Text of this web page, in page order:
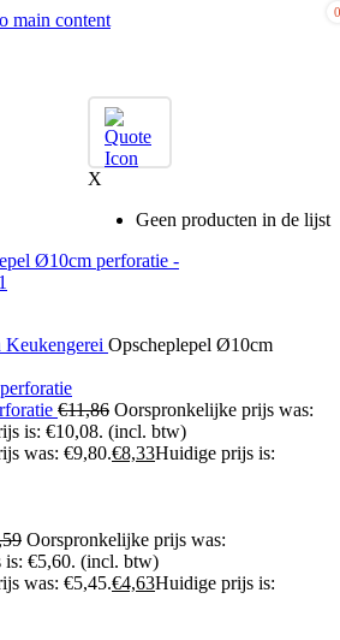
main content
0
X
Geen producten in de lijst
Keukengerei Opscheplepel Ø10cm
€11,86 Oorspronkelijke prijs was:
is: €10,08. (incl. btw)
was: €9,80.€8,33Huidige prijs is:
Oorspronkelijke prijs was:
€5,60. (incl. btw)
was: €5,45.€4,63Huidige prijs is: